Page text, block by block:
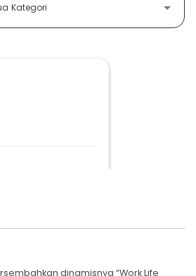
Kategori
dinamisnya “Work Life